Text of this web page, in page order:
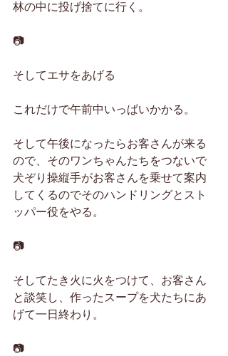
林の中に投げ捨てに行く。
📷
そしてエサをあげる
これだけで午前中いっぱいかかる。
そして午後になったらお客さんが来る
ので、そのワンちゃんたちをつないで
犬ぞり操縦手がお客さんを乗せて案内
してくるのでそのハンドリングとスト
ッパー役をやる。
📷
そしてたき火に火をつけて、お客さん
と談笑し、作ったスープを犬たちにあ
げて一日終わり。
📷